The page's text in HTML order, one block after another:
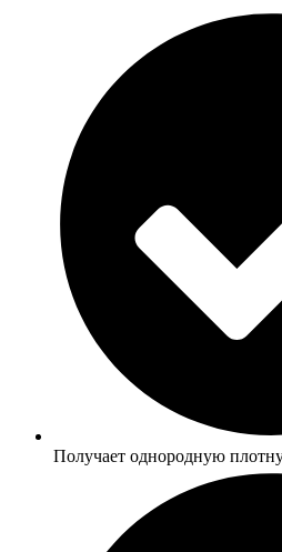
Получает однородную